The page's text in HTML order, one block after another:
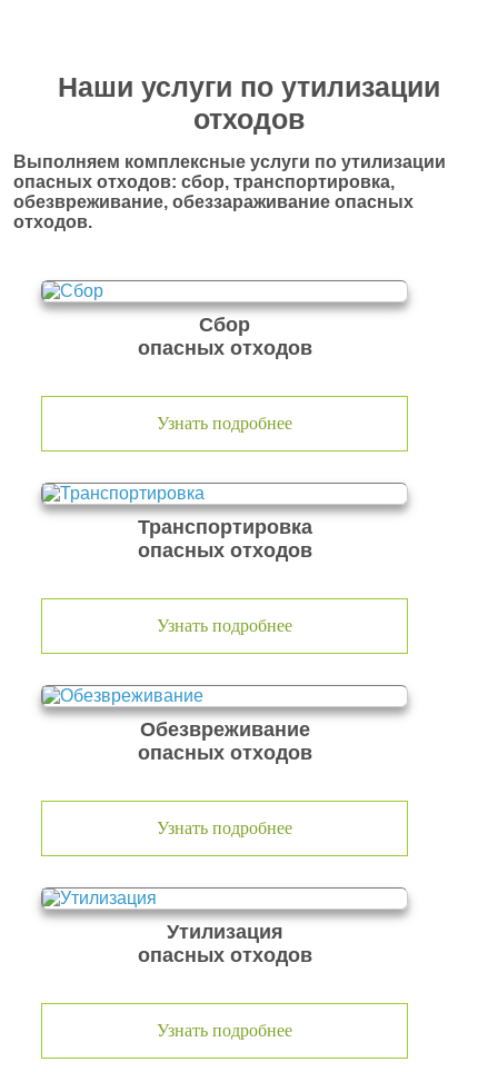
Наши услуги по утилизации
отходов
Выполняем комплексные услуги по утилизации
опасных отходов: сбор, транспортировка,
обезвреживание, обеззараживание опасных
отходов.
Сбор
опасных отходов
Узнать подробнее
Транспортировка
опасных отходов
Узнать подробнее
Обезвреживание
опасных отходов
Узнать подробнее
Утилизация
опасных отходов
Узнать подробнее